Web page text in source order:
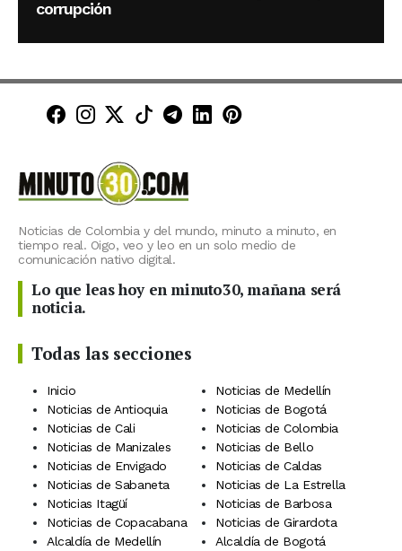
corrupción
Minuto30 en Facebook
Minuto30 en Instagram
Minuto30 en X (Twitter)
Minuto30 en TikTok
Canal de Minuto30 en
Minuto30 en LinkedIn
Minuto30 en
Noticias de Colombia y del mundo, minuto a minuto, en
tiempo real. Oigo, veo y leo en un solo medio de
comunicación nativo digital.
Lo que leas hoy en minuto30, mañana será
noticia.
Todas las secciones
Inicio
Noticias de Medellín
Noticias de Antioquia
Noticias de Bogotá
Noticias de Cali
Noticias de Colombia
Noticias de Manizales
Noticias de Bello
Noticias de Envigado
Noticias de Caldas
Noticias de Sabaneta
Noticias de La Estrella
Noticias Itagüí
Noticias de Barbosa
Noticias de Copacabana
Noticias de Girardota
Alcaldía de Medellín
Alcaldía de Bogotá